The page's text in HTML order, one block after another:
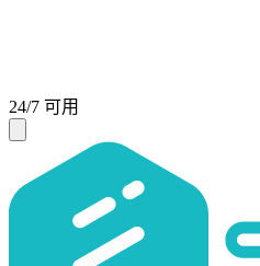
24/7 可用